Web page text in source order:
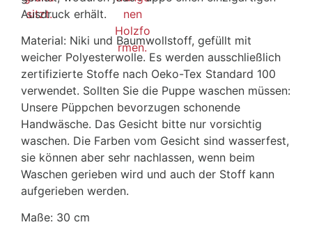
Ausdruck erhält.
Material: Niki und Baumwollstoff, gefüllt mit
weicher Polyesterwolle. Es werden ausschließlich
zertifizierte Stoffe nach Oeko-Tex Standard 100
verwendet. Sollten Sie die Puppe waschen müssen:
Unsere Püppchen bevorzugen schonende
Handwäsche. Das Gesicht bitte nur vorsichtig
waschen. Die Farben vom Gesicht sind wasserfest,
sie können aber sehr nachlassen, wenn beim
Waschen gerieben wird und auch der Stoff kann
aufgerieben werden.
Maße: 30 cm